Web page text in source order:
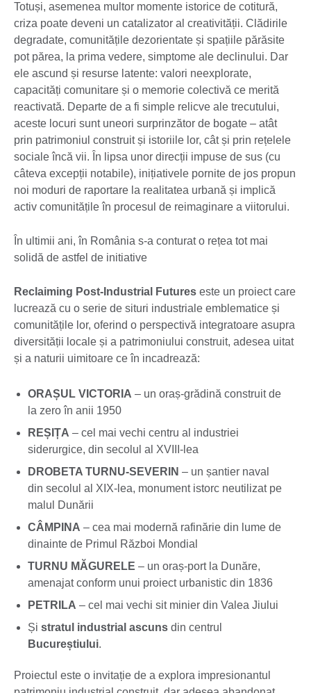
Totuși, asemenea multor momente istorice de cotitură,
criza poate deveni un catalizator al creativității. Clădirile
degradate, comunitățile dezorientate și spațiile părăsite
pot părea, la prima vedere, simptome ale declinului. Dar
ele ascund și resurse latente: valori neexplorate,
capacități comunitare și o memorie colectivă ce merită
reactivată. Departe de a fi simple relicve ale trecutului,
aceste locuri sunt uneori surprinzător de bogate – atât
prin patrimoniul construit și istoriile lor, cât și prin rețelele
sociale încă vii. În lipsa unor direcții impuse de sus (cu
câteva excepții notabile), inițiativele pornite de jos propun
noi moduri de raportare la realitatea urbană și implică
activ comunitățile în procesul de reimaginare a viitorului.
În ultimii ani, în România s-a conturat o rețea tot mai
solidă de astfel de initiative
Reclaiming Post-Industrial Futures este un proiect care
lucrează cu o serie de situri industriale emblematice și
comunitățile lor, oferind o perspectivă integratoare asupra
diversității locale și a patrimoniului construit, adesea uitat
și a naturii uimitoare ce în incadrează:
ORAȘUL VICTORIA – un oraș-grădină construit de
la zero în anii 1950
REȘIȚA – cel mai vechi centru al industriei
siderurgice, din secolul al XVIII-lea
DROBETA TURNU-SEVERIN – un șantier naval
din secolul al XIX-lea, monument istorc neutilizat pe
malul Dunării
CÂMPINA – cea mai modernă rafinărie din lume de
dinainte de Primul Război Mondial
TURNU MĂGURELE – un oraș-port la Dunăre,
amenajat conform unui proiect urbanistic din 1836
PETRILA – cel mai vechi sit minier din Valea Jiului
Și stratul industrial ascuns din centrul
Bucureștiului.
Proiectul este o invitație de a explora impresionantul